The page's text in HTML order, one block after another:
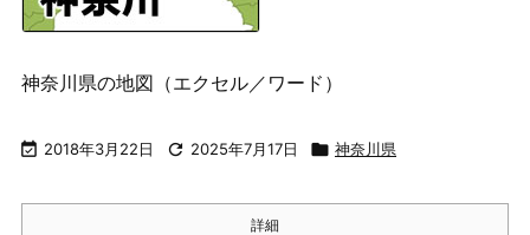
神奈川県の地図（エクセル／ワード）
 2018年3月22日  2025年7月17日  神奈川県
詳細